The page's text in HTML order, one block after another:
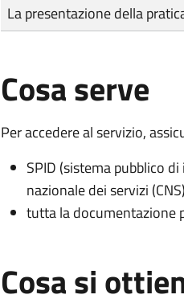
Tipo di pagamento
Importo
La presentazione della
Cosa serve
Per accedere al servizio,
SPID (sistema pubblico
nazionale dei servizi (CNS)
tutta la documentazione
Cosa si